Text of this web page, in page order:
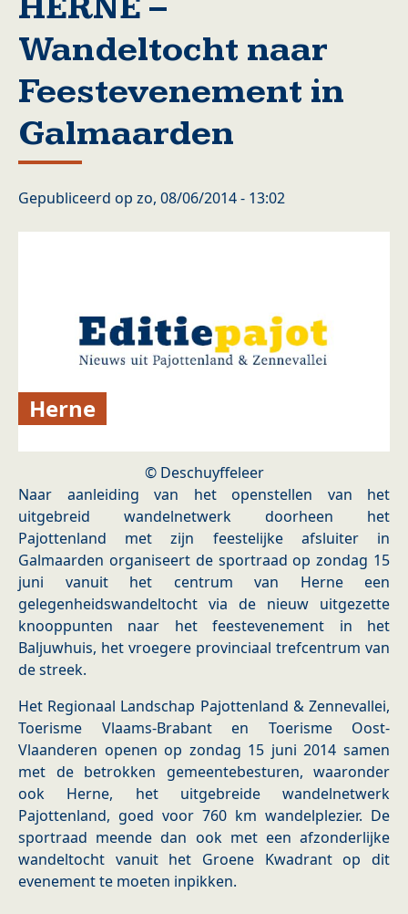
Wandeltocht naar
Feestevenement in
Galmaarden
Gepubliceerd op zo, 08/06/2014 - 13:02
Herne
© Deschuyffeleer
Naar aanleiding van het openstellen van het
uitgebreid wandelnetwerk doorheen het
Pajottenland met zijn feestelijke afsluiter in
Galmaarden organiseert de sportraad op zondag 15
juni vanuit het centrum van Herne een
gelegenheidswandeltocht via de nieuw uitgezette
knooppunten naar het feestevenement in het
Baljuwhuis, het vroegere provinciaal trefcentrum van
de streek.
Het Regionaal Landschap Pajottenland & Zennevallei,
Toerisme Vlaams-Brabant en Toerisme Oost-
Vlaanderen openen op zondag 15 juni 2014 samen
met de betrokken gemeentebesturen, waaronder
ook Herne, het uitgebreide wandelnetwerk
Pajottenland, goed voor 760 km wandelplezier. De
sportraad meende dan ook met een afzonderlijke
wandeltocht vanuit het Groene Kwadrant op dit
evenement te moeten inpikken.